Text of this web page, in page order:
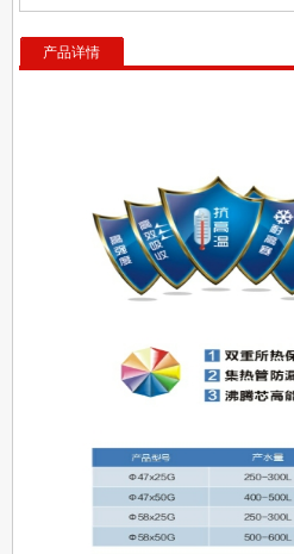
产品详情